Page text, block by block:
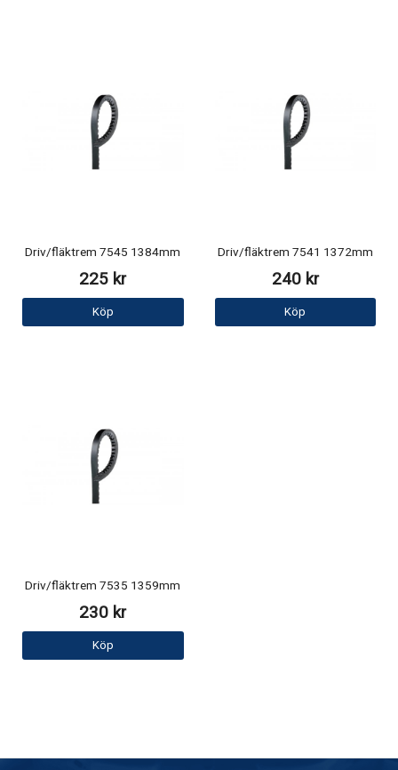
Driv/fläktrem 7545 1384mm
225 kr
Köp
Driv/fläktrem 7541 1372mm
240 kr
Köp
Driv/fläktrem 7535 1359mm
230 kr
Köp